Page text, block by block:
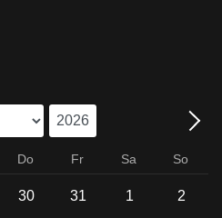
Do Fr Sa So
30 31 1 2